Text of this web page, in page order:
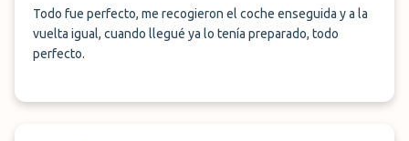
Todo fue perfecto, me recogieron el coche enseguida y a la
vuelta igual, cuando llegué ya lo tenía preparado, todo
perfecto.